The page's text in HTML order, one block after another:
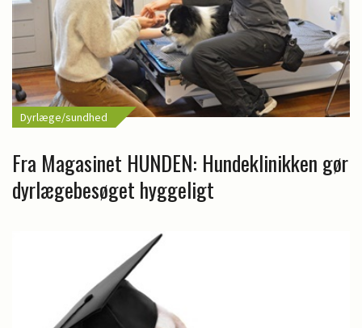
Dyrlæge/sundhed
Fra Magasinet HUNDEN: Hundeklinikken gør
dyrlægebesøget hyggeligt